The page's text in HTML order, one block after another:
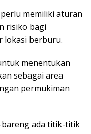
memiliki aturan
risiko bagi
lokasi berburu.
menentukan
sebagai area
permukiman
bareng ada titik-titik